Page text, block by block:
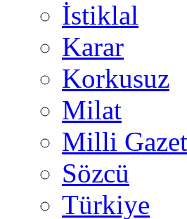
İstiklal
Karar
Korkusuz
Milat
Milli
Sözcü
Türkiye